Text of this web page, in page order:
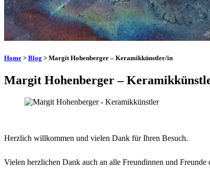
Home > Blog > Margit Hohenberger – Keramikkünstler/in
Margit Hohenberger –
Herzlich willkommen und vielen Dank für Ihren Besuch.
Vielen herzlichen Dank auch an alle Freundinnen und